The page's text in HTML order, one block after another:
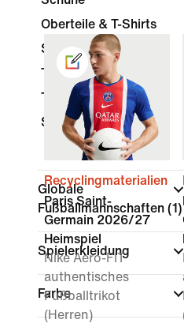
Oberteile & T-Shirts
Shorts
Trousers
Trainingsanzüge
Socken
Globale
Fußballmannschaften (1)
Spielerkleidung
Farbe
Recyclingmaterialien
Paris Saint-
Germain 2026/27
Heimspiel
Nike Aero-FIT
authentisches
Fußballtrikot
(Herren)